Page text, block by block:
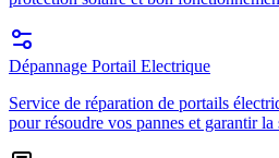
Dépannage Portail Electrique
Service de réparation de portails
pour résoudre vos pannes et garantir